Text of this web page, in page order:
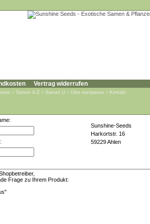
Vertrag widerrufen
» Samen A-Z » Samen U » Ulex europaeus » Kontakt
Sunshine-Seeds
Harkortstr. 16
59229 Ahlen